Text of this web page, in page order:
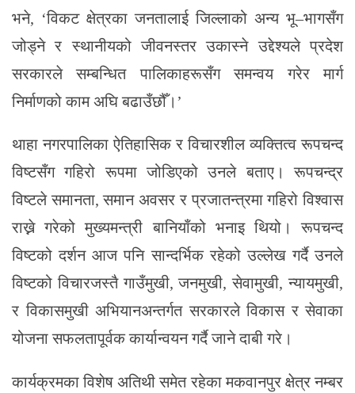
भने, ‘विकट क्षेत्रका जनतालाई जिल्लाको अन्य भू–भागसँग
जोड्ने र स्थानीयको जीवनस्तर उकास्ने उद्देश्यले प्रदेश
सरकारले सम्बन्धित पालिकाहरूसँग समन्वय गरेर मार्ग
निर्माणको काम अघि बढाउँछौँ।’
थाहा नगरपालिका ऐतिहासिक र विचारशील व्यक्तित्व रूपचन्द
विष्टसँग गहिरो रूपमा जोडिएको उनले बताए। रूपचन्द्र
विष्टले समानता, समान अवसर र प्रजातन्त्रमा गहिरो विश्वास
राख्ने गरेको मुख्यमन्त्री बानियाँको भनाइ थियो। रूपचन्द
विष्टको दर्शन आज पनि सान्दर्भिक रहेको उल्लेख गर्दै उनले
विष्टको विचारजस्तै गाउँमुखी, जनमुखी, सेवामुखी, न्यायमुखी,
र विकासमुखी अभियानअन्तर्गत सरकारले विकास र सेवाका
योजना सफलतापूर्वक कार्यान्वयन गर्दै जाने दाबी गरे।
कार्यक्रमका विशेष अतिथी समेत रहेका मकवानपुर क्षेत्र नम्बर